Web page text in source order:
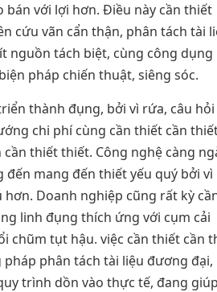
bán với lợi hơn. Điều này cần thiết
cứu vãn cẩn thận, phân tách tài
nguồn tách biệt, cùng công dụng
pháp chiến thuật, siêng sóc.
thành đụng, bởi vì rứa, câu hỏi
chi phí cùng cần thiết cần
thiết thiết. Công nghệ càng
đến mang đến thiết yếu quý bởi vì
Doanh nghiệp cũng rất kỳ
linh đụng thích ứng với cụm cải
chũm tụt hậu. việc cần thiết cần
phân tách tài liệu đương đại,
trình dồn vào thực tế, đang